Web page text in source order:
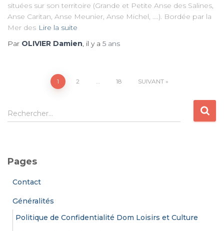
situées sur son territoire (Grande et Petite Anse des Salines,
Anse Caritan, Anse Meunier, Anse Michel, ….). Bordée par la
Mer des Lire la suite
Par OLIVIER Damien , il y a 5 ans
Pagination
des
1 2 18 SUIVANT
R
e
r
Rechercher…
Pages
Contact
Généralités
Politique de Confidentialité Dom Loisirs et Culture